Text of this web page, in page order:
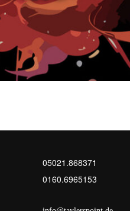
05021.868371
0160.6965153